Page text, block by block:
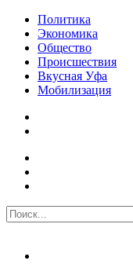
Политика
Экономика
Общество
Происшествия
Вкусная Уфа
Мобилизация